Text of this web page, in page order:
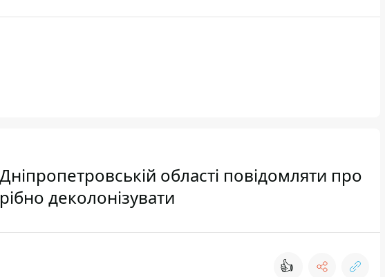
області повідомляти про
деколонізувати
👍